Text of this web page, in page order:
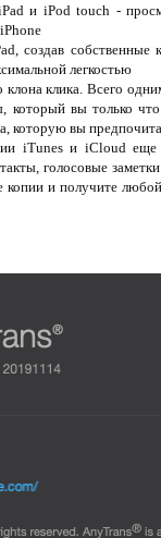
и iPod touch -
создав собственные
легкостью
клика. Всего
вы только
которую вы
iTunes и iCloud
голосовые
копии и получите